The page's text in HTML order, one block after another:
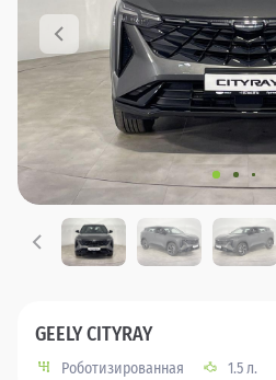
GEELY CITYRAY
Роботизированная 1.5 л.